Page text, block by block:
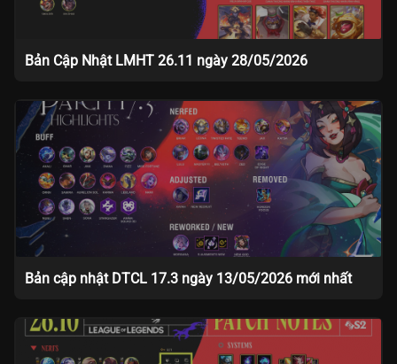
Bản Cập Nhật LMHT 26.11 ngày 28/05/2026
Bản cập nhật DTCL 17.3 ngày 13/05/2026 mới nhất